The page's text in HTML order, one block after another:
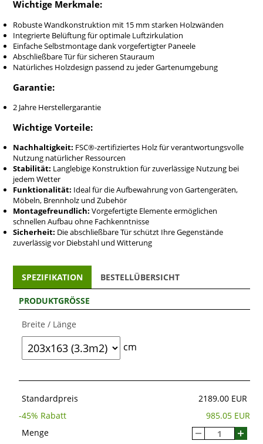
oder beides.
Produkt-Highlights
Geräumiger Stauraum:2.95 m² Platz für Werkzeuge,
Brennholz und Gartenzubehör.
FSC®-Holz:Nachhaltig und wetterfest – gefertigt aus
nordischer Kiefer und Fichte.
Belüftet & abschließbar:
Schnelle Montage:Einfache Selbstmontage durch
Lieferung
Wir liefernschnell, sicher und deutschlandweitbis zur
Bordsteinkante. Alle Teile, Schrauben, Scharniere sowie
eine Montageanleitung sind im Lieferumfang enthalten.
Kundenbewertungen
"Die Größe ist perfekt – endlich genug Platz für alles
im Garten. Die Qualität ist wirklich top." – Melanie S.
"Schönes Design, massive Bauweise und einfacher
Aufbau. Ich bin rundum zufrieden!" – Jens F.
Werkzeug – es hält alles trocken und sicher." – Sabine
L.
Gestalten Sie Ihren Garten neu – mit mehr Raum, Stil und
Bloomcabin und schaffen Sie Ordnung mit natürlichem
Charme.
Wichtige Merkmale:
Robuste Wandkonstruktion mit 15 mm starken Holzwänden
Integrierte Belüftung für optimale Luftzirkulation
Einfache Selbstmontage dank vorgefertigter Paneele
Abschließbare Tür für sicheren Stauraum
Natürliches Holzdesign passend zu jeder Gartenumgebung
Garantie:
2 Jahre Herstellergarantie
Wichtige Vorteile:
Nachhaltigkeit: FSC®-zertifiziertes Holz für verantwortungsvolle
Nutzung natürlicher Ressourcen
Stabilität: Langlebige Konstruktion für zuverlässige Nutzung bei
jedem Wetter
Funktionalität: Ideal für die Aufbewahrung von Gartengeräten,
Möbeln, Brennholz und Zubehör
Montagefreundlich: Vorgefertigte Elemente ermöglichen
schnellen Aufbau ohne Fachkenntnisse
Sicherheit: Die abschließbare Tür schützt Ihre Gegenstände
zuverlässig vor Diebstahl und Witterung
SPEZIFIKATION BESTELLÜBERSICHT
PRODUKTGRÖSSE
Breite / Länge
cm
Standardpreis
2189.00 EUR
-45% Rabatt
985.05 EUR
Menge